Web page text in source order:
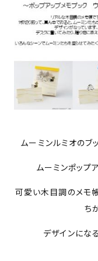
ムーミンルミオのブ
ムーミンポップ
可愛い木目調のメモ
ち
デザインにな